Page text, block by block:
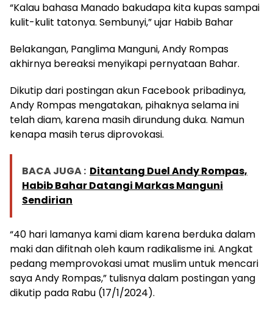
“Kalau bahasa Manado bakudapa kita kupas sampai
kulit-kulit tatonya. Sembunyi,” ujar Habib Bahar
Belakangan, Panglima Manguni, Andy Rompas
akhirnya bereaksi menyikapi pernyataan Bahar.
Dikutip dari postingan akun Facebook pribadinya,
Andy Rompas mengatakan, pihaknya selama ini
telah diam, karena masih dirundung duka. Namun
kenapa masih terus diprovokasi.
BACA JUGA : Ditantang Duel Andy Rompas,
Habib Bahar Datangi Markas Manguni
Sendirian
“40 hari lamanya kami diam karena berduka dalam
maki dan difitnah oleh kaum radikalisme ini. Angkat
pedang memprovokasi umat muslim untuk mencari
saya Andy Rompas,” tulisnya dalam postingan yang
dikutip pada Rabu (17/1/2024).